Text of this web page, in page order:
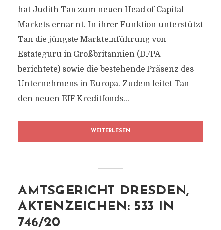
hat Judith Tan zum neuen Head of Capital
Markets ernannt. In ihrer Funktion unterstützt
Tan die jüngste Markteinführung von
Estateguru in Großbritannien (DFPA
berichtete) sowie die bestehende Präsenz des
Unternehmens in Europa. Zudem leitet Tan
den neuen EIF Kreditfonds...
WEITERLESEN
AMTSGERICHT DRESDEN,
AKTENZEICHEN: 533 IN
746/20